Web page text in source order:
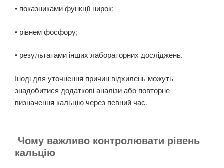
• показниками функції нирок;
• рівнем фосфору;
• результатами інших лабораторних досліджень.
Іноді для уточнення причин відхилень можуть
знадобитися додаткові аналізи або повторне
визначення кальцію через певний час.
Чому важливо контролювати рівень
кальцію